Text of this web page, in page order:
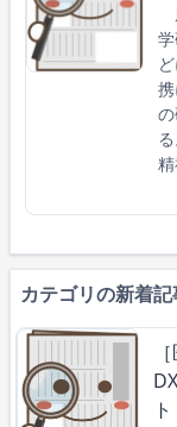
カテゴリの新着記
ト